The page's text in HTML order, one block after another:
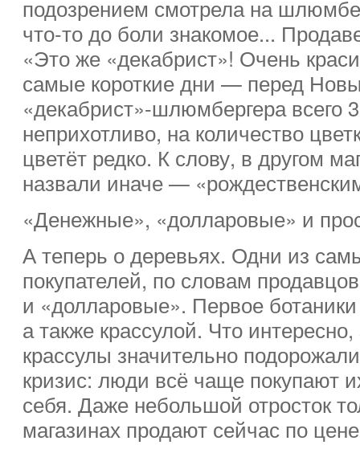
подозрением смотрела на
что-то до боли знакомое...
«Это же «декабрист»! Очень
самые короткие дни — перед
«декабрист»-шлюмбергера всего
неприхотливо, на количество
цветёт редко. К слову, в другом
назвали иначе —
«Денежные», «долларовые» и
А теперь о деревьях. Одни из
покупателей, по словам
и «долларовые». Первое
а также крассулой. Что
крассулы значительно
кризис: люди всё чаще покупают
себя. Даже небольшой отросток
магазинах продают сейчас по